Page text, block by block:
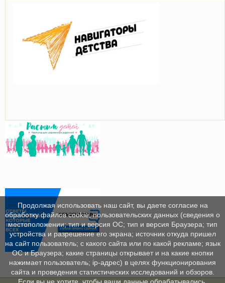
Продолжая использовать наш сайт, вы даете согласие на
обработку файлов cookie, пользовательских данных (сведения о
местоположении; тип и версия ОС; тип и версия Браузера; тип
устройства и разрешение его экрана; источник откуда пришел
на сайт пользователь; с какого сайта или по какой рекламе; язык
ОС и Браузера; какие страницы открывает и на какие кнопки
нажимает пользователь; ip-адрес) в целях функционирования
сайта и проведения статистических исследований и обзоров.